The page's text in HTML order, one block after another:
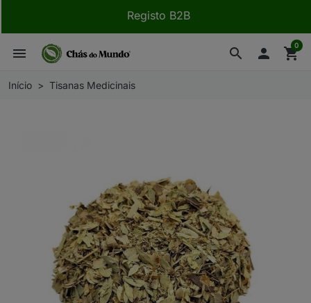
Registo B2B
search
menu  shopping_cart
0
Início Tisanas Medicinais